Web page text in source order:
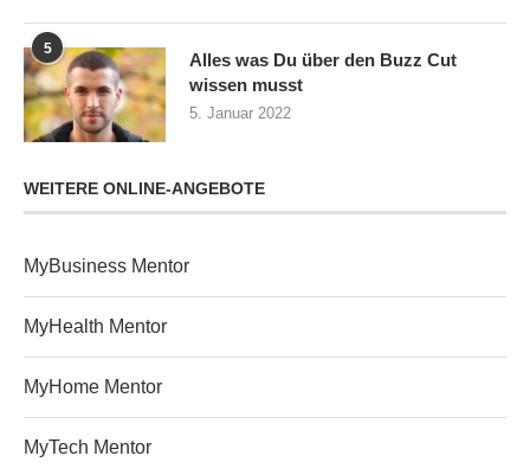
5
Alles was Du über den Buzz Cut
wissen musst
5. Januar 2022
WEITERE ONLINE-ANGEBOTE
MyBusiness Mentor
MyHealth Mentor
MyHome Mentor
MyTech Mentor